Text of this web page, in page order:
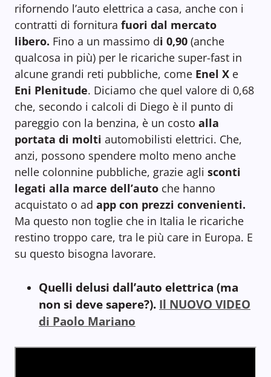
rifornendo l’auto elettrica a casa, anche con i
contratti di fornitura fuori dal mercato
libero. Fino a un massimo di 0,90 (anche
qualcosa in più) per le ricariche super-fast in
alcune grandi reti pubbliche, come Enel X e
Eni Plenitude. Diciamo che quel valore di 0,68
che, secondo i calcoli di Diego è il punto di
pareggio con la benzina, è un costo alla
portata di molti automobilisti elettrici. Che,
anzi, possono spendere molto meno anche
nelle colonnine pubbliche, grazie agli sconti
legati alla marce dell’auto che hanno
acquistato o ad app con prezzi convenienti.
Ma questo non toglie che in Italia le ricariche
restino troppo care, tra le più care in Europa. E
su questo bisogna lavorare.
Quelli delusi dall’auto elettrica (ma
non si deve sapere?). Il NUOVO VIDEO
di Paolo Mariano